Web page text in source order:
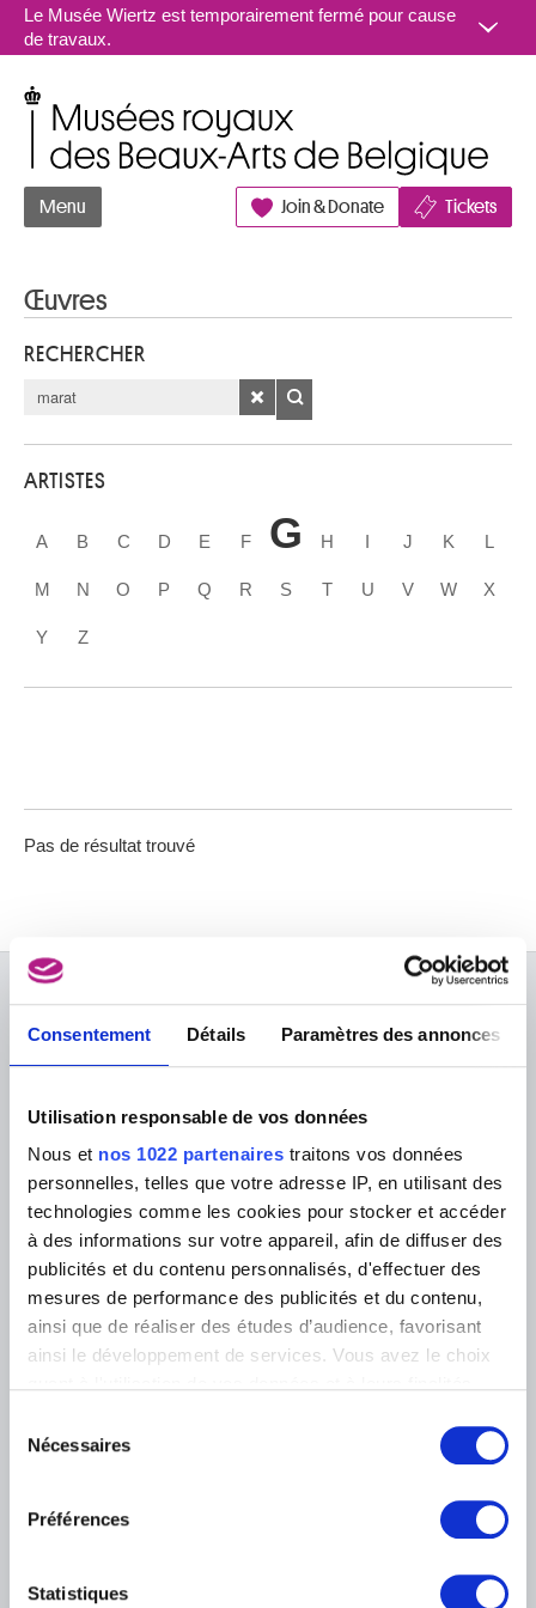
Consentement Détails Paramètres des annonces
Utilisation responsable de vos données
Nous et nos 1022 partenaires traitons vos données
personnelles, telles que votre adresse IP, en utilisant des
technologies comme les cookies pour stocker et accéder
à des informations sur votre appareil, afin de diffuser des
publicités et du contenu personnalisés, d'effectuer des
mesures de performance des publicités et du contenu,
ainsi que de réaliser des études d’audience, favorisant
ainsi le développement de services. Vous avez le choix
tout moment en consultant la Déclaration relative aux
cookies ou en cliquant sur l'icône de confidentialité.
Si vous le permettez, nous aimerions également :
géographique qui peuvent être précises à plusieurs
Nécessaires
Préférences
Statistiques
Aller au contenu
Le Musée Wiertz est temporairement fermé pour cause
de travaux.
Menu Join & Donate Tickets
Œuvres
RECHERCHER
ARTISTES
A B C D E F G H I J K L
M N O P Q R S T U V W X
Y Z
Pas de résultat trouvé
À PROPOS DES MUSÉES
FAQ I Foire aux questions
Aux Musées
Événements
Museum Shop
Règlement & charte du visiteur
Institution
Recherche
Publications
Archives
Archives de l'Art contemporain
en Belgique
Musée numérique
Éducation & médiation
Soutenir
Presse
Musée Old Masters Museum
11.10.2024)